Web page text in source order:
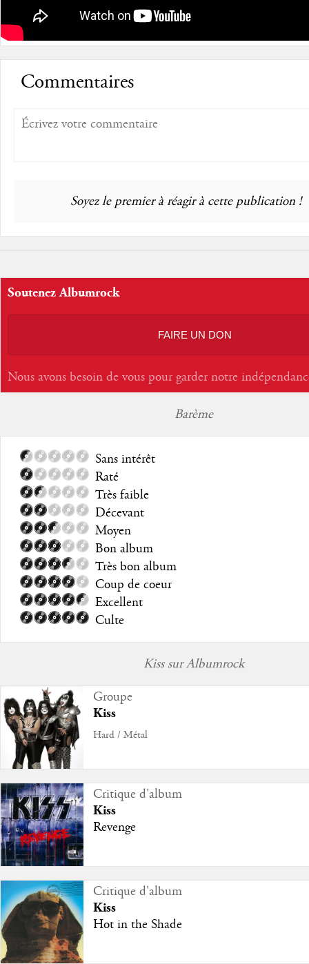
Commentaires
Soyez le premier à réagir à cette publication !
Soutenez Albumrock
FAIRE UN DON
Nous avons besoin de vous pour garder notre
Barème
Sans intérêt
Raté
Très faible
Décevant
Moyen
Bon album
Très bon album
Coup de coeur
Excellent
Culte
Kiss sur Albumrock
Groupe
Kiss
Hard / Métal
Critique d'album
Kiss
Revenge
Critique d'album
Kiss
Hot in the Shade